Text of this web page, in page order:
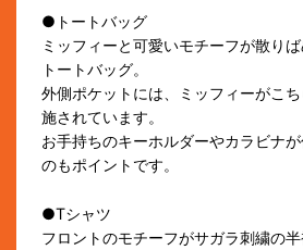
●トートバッグ
ミッフィーと可愛いモチーフが散り
トートバッグ。
外側ポケットには、ミッフィーがこ
施されています。
お手持ちのキーホルダーやカラビナ
のもポイントです。
●Tシャツ
フロントのモチーフがサガラ刺繍の半